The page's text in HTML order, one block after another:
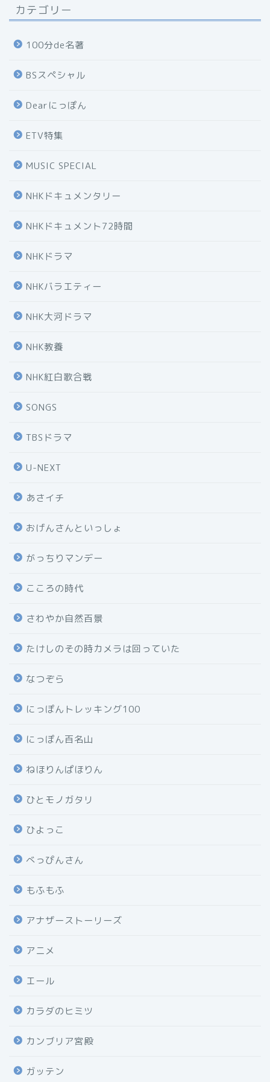
カテゴリー
100分de名著
BSスペシャル
Dearにっぽん
ETV特集
MUSIC SPECIAL
NHKドキュメンタリー
NHKドキュメント72時間
NHKドラマ
NHKバラエティー
NHK大河ドラマ
NHK教養
NHK紅白歌合戦
SONGS
TBSドラマ
U-NEXT
あさイチ
おげんさんといっしょ
がっちりマンデー
こころの時代
さわやか自然百景
たけしのその時カメラは回っていた
なつぞら
にっぽんトレッキング100
にっぽん百名山
ねほりんぱほりん
ひとモノガタリ
ひよっこ
べっぴんさん
もふもふ
アナザーストーリーズ
アニメ
エール
カラダのヒミツ
カンブリア宮殿
ガッテン